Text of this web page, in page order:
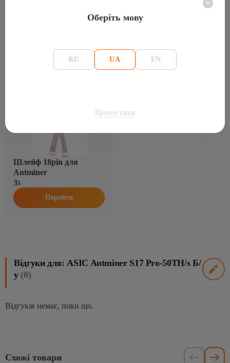
Комплектуючі до: ASIC Antminer S17 Pro-
Шлейф 18pin для
Antminer
3$
Перейти
Відгуки для: ASIC Antminer S17 Pro-50TH/s Б/
у (0)
Відгуків немає, поки що.
Схожі товари
Оберіть мову
RU UA EN
Пропустити